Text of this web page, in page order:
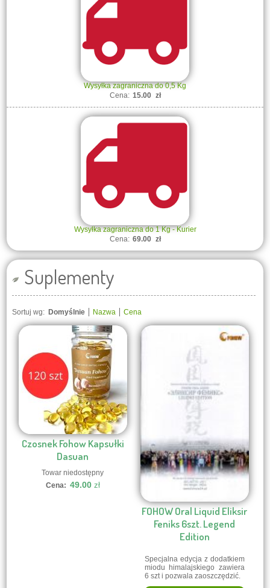
Wysyłka zagraniczna do 0,5 Kg
Cena: 15.00 zł
Wysyłka zagraniczna do 1 Kg - Kurier
Cena: 69.00 zł
Suplementy
Sortuj wg: Domyślnie Nazwa Cena
Czosnek Fohow Kapsułki
Dasuan
Towar niedostępny
Cena: 49.00 zł
FOHOW Oral Liquid Eliksir
Feniks 6szt. Legend
Edition
Specjalna edycja z dodatkiem
miodu himalajskiego zawiera
6 szt i pozwala zaoszczędzić.